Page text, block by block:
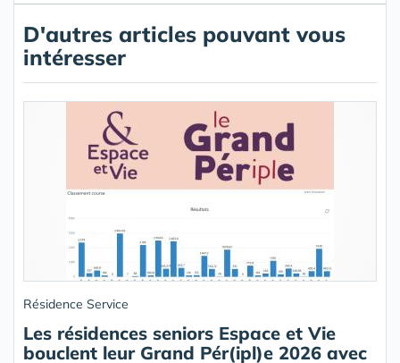
D'autres articles pouvant vous
intéresser
Résidence Service
Les résidences seniors Espace et Vie
bouclent leur Grand Pér(ipl)e 2026 avec